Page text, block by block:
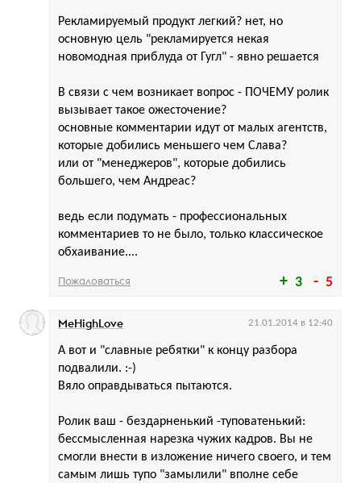
3 5
Рекламируемый продукт легкий? нет, но
основную цель "рекламируется некая
новомодная приблуда от Гугл" - явно решается
В связи с чем возникает вопрос - ПОЧЕМУ ролик
вызывает такое ожесточение?
основные комментарии идут от малых агентств,
которые добились меньшего чем Слава?
или от "менеджеров", которые добились
большего, чем Андреас?
ведь если подумать - профессиональных
комментариев то не было, только классическое
обхаивание....
Пожаловаться
А вот и "славные ребятки" к концу разбора
подвалили. :-)
Вяло оправдываться пытаются.
Ролик ваш - бездарненький -туповатенький:
бессмысленная нарезка чужих кадров. Вы не
смогли внести в изложение ничего своего, и тем
самым лишь тупо "замылили" вполне себе
MeHighLove 21.01.2014 в 12:40